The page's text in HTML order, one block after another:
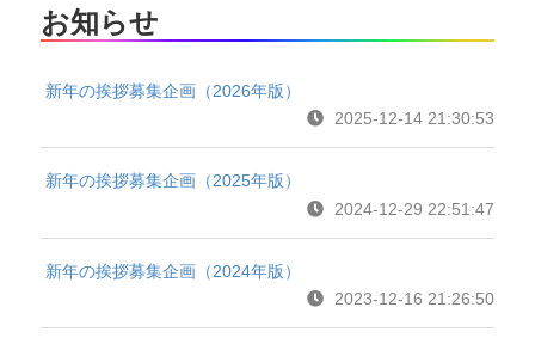
お知らせ
新年の挨拶募集企画（2026年版）
2025-12-14 21:30:53
新年の挨拶募集企画（2025年版）
2024-12-29 22:51:47
新年の挨拶募集企画（2024年版）
2023-12-16 21:26:50